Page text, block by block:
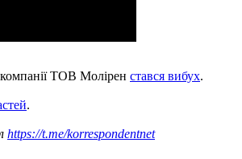
компанії ТОВ Молірен стався вибух.
.
https://t.me/korrespondentnet